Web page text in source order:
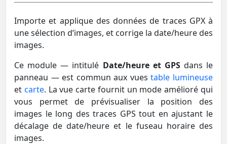
Importe et applique des données de traces GPX à
une sélection d’images, et corrige la date/heure des
images.
Ce module — intitulé Date/heure et GPSdans le
panneau — est commun aux vuestable lumineuse
et carte. La vue carte fournit un mode amélioré qui
vous permet de prévisualiser la position des
images le long des traces GPS tout en ajustant le
décalage de date/heure et le fuseau horaire des
images.